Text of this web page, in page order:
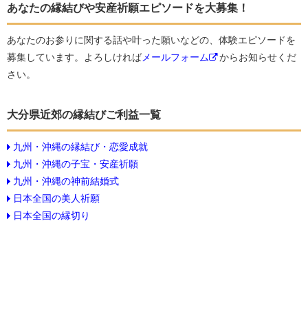
あなたの縁結びや安産祈願エピソードを大募集！
あなたのお参りに関する話や叶った願いなどの、体験エピソードを
募集しています。よろしければメールフォーム
からお知らせくだ
さい。
大分県近郊の縁結びご利益一覧
九州・沖縄の縁結び・恋愛成就
九州・沖縄の子宝・安産祈願
九州・沖縄の神前結婚式
日本全国の美人祈願
日本全国の縁切り